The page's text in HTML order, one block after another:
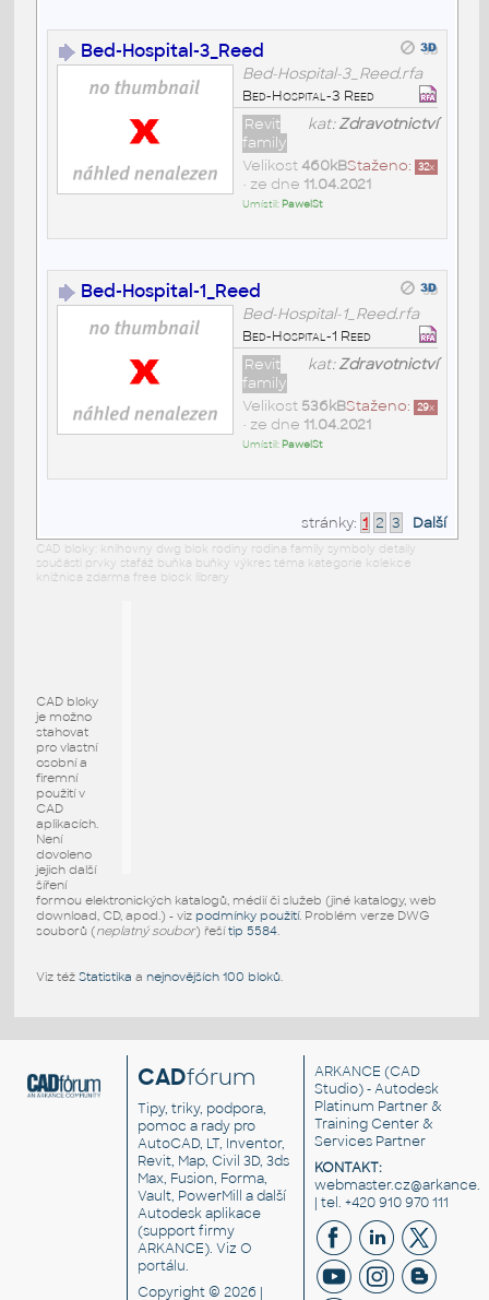
Bed-Hospital-3_Reed
Bed-Hospital-3_Reed.rfa
Bed-Hospital-3 Reed
kat:Zdravotnictví
Revit
family
Staženo: 32x
Velikost 460kB
• ze dne 11.04.2021
Umístil: PawelSt
Bed-Hospital-1_Reed
Bed-Hospital-1_Reed.rfa
Bed-Hospital-1 Reed
kat:Zdravotnictví
Revit
family
Staženo: 29x
Velikost 536kB
• ze dne 11.04.2021
Umístil: PawelSt
stránky: 1 2 3 Další
CAD bloky: knihovny dwg blok rodiny rodina family symboly detaily
součásti prvky stafáž buňka buňky výkres téma kategorie kolekce
knižnica zdarma free block library
CAD bloky
je možno
stahovat
pro vlastní
osobní a
firemní
použití v
CAD
aplikacích.
Není
dovoleno
jejich další
šíření
formou elektronických katalogů, médií či služeb (jiné katalogy, web
download, CD, apod.) - viz podmínky použití. Problém verze DWG
souborů (neplatný soubor) řešítip 5584.
Viz též Statistika a nejnovějších 100 bloků.
CADfórum
Tipy, triky, podpora,
pomoc a rady pro
AutoCAD, LT, Inventor,
Revit, Map, Civil 3D, 3ds
Max, Fusion, Forma,
Vault, PowerMill a další
Autodesk aplikace
(support firmy
ARKANCE). VizO
portálu.
Copyright © 2026 |
ARKANCE (CAD
Studio) - Autodesk
Platinum Partner &
Training Center &
Services Partner
KONTAKT:
| tel. +420 910 970 111